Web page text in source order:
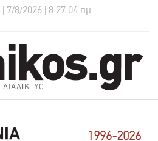
| 7/8/2026 | 8:27:05 πμ